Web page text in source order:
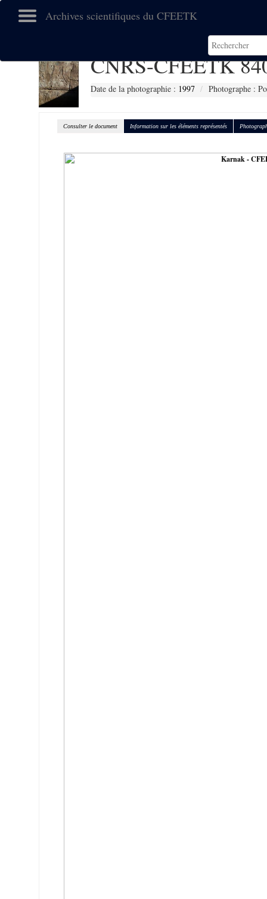
Archives scientifiques du CFEETK
CNRS-CFEETK
Date de la photographie : 1997 Photographe :
Consulter le document Information sur les éléments représentés